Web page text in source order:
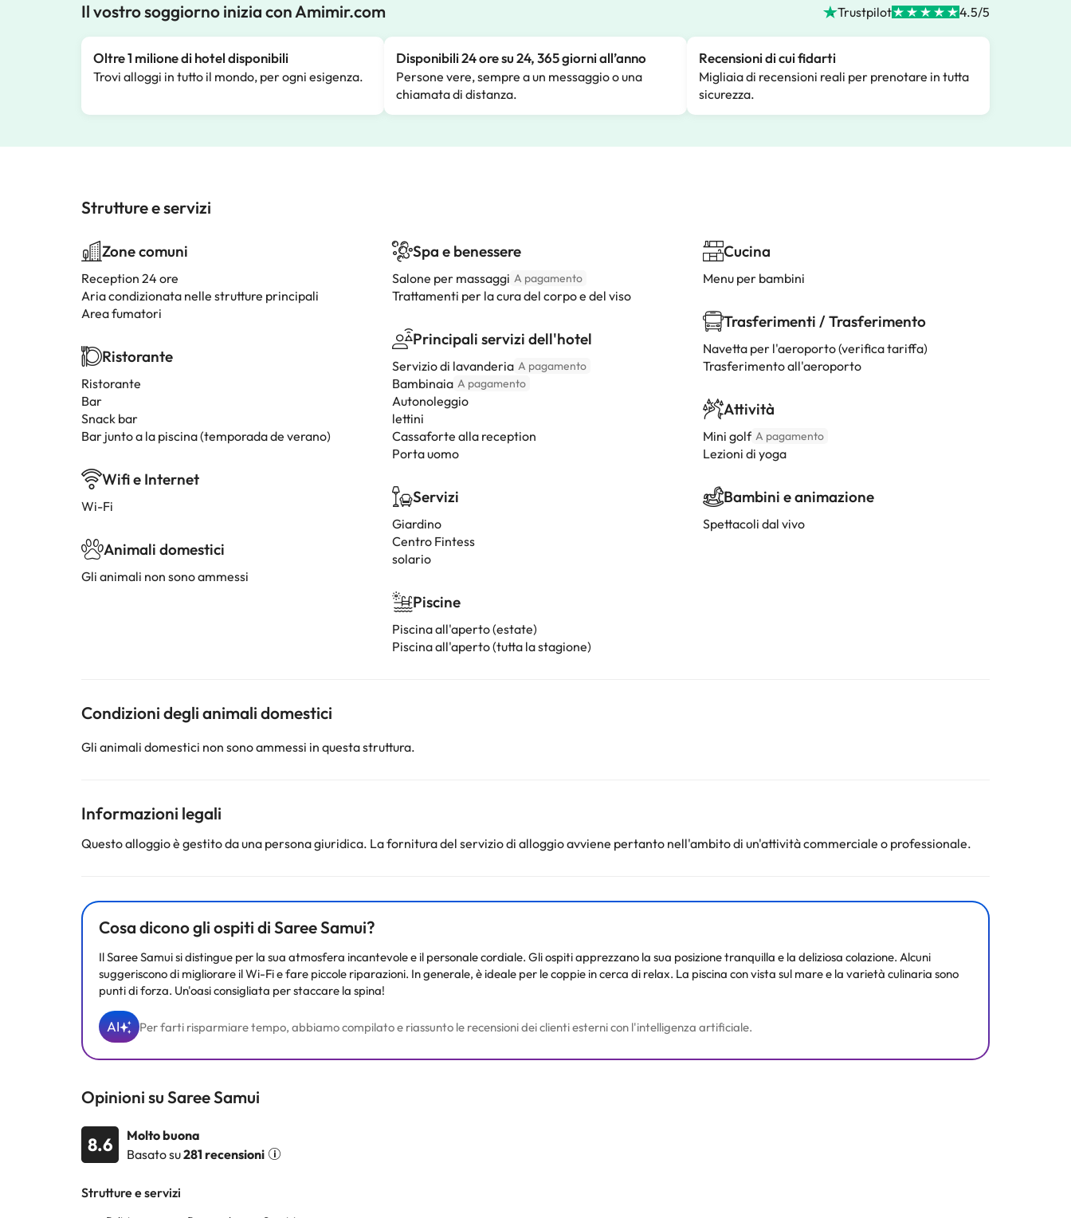
Il vostro soggiorno inizia con Amimir.com Trustpilot 4.5/5
Oltre 1 milione di hotel disponibili
Trovi alloggi in tutto il mondo, per ogni esigenza.
Disponibili 24 ore su 24, 365 giorni all’anno
Persone vere, sempre a un messaggio o una
chiamata di distanza.
Recensioni di cui fidarti
Migliaia di recensioni reali per prenotare in tutta
sicurezza.
Strutture e servizi
Zone comuni
Reception 24 ore
Aria condizionata nelle strutture principali
Area fumatori
Ristorante
Ristorante
Bar
Snack bar
Bar junto a la piscina (temporada de verano)
Wifi e Internet
Wi-Fi
Animali domestici
Gli animali non sono ammessi
Spa e benessere
Salone per massaggi A pagamento
Trattamenti per la cura del corpo e del viso
Principali servizi dell'hotel
Servizio di lavanderia A pagamento
Bambinaia A pagamento
Autonoleggio
lettini
Cassaforte alla reception
Porta uomo
Servizi
Giardino
Centro Fintess
solario
Piscine
Piscina all'aperto (estate)
Piscina all'aperto (tutta la stagione)
Cucina
Menu per bambini
Trasferimenti / Trasferimento
Navetta per l'aeroporto (verifica tariffa)
Trasferimento all'aeroporto
Attività
Mini golf A pagamento
Lezioni di yoga
Bambini e animazione
Spettacoli dal vivo
Condizioni degli animali domestici
Gli animali domestici non sono ammessi in questa struttura.
Informazioni legali
Questo alloggio è gestito da una persona giuridica. La fornitura del servizio di alloggio avviene pertanto nell'ambito di un'attività commerciale o professionale.
Cosa dicono gli ospiti di Saree Samui?
Il Saree Samui si distingue per la sua atmosfera incantevole e il personale cordiale. Gli ospiti apprezzano la sua posizione tranquilla e la deliziosa colazione. Alcuni
suggeriscono di migliorare il Wi-Fi e fare piccole riparazioni. In generale, è ideale per le coppie in cerca di relax. La piscina con vista sul mare e la varietà culinaria sono
punti di forza. Un'oasi consigliata per staccare la spina!
AI Per farti risparmiare tempo, abbiamo compilato e riassunto le recensioni dei clienti esterni con l'intelligenza artificiale.
Opinioni su Saree Samui
8.6
Molto buona
Basato su281 recensioni